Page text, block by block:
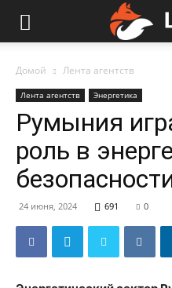
Домой Лента агентств
Лента агентств Энергетика
Румыния
роль в
24 июня, 2024 691 0